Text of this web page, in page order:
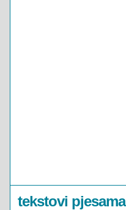
tekstovi pjesama